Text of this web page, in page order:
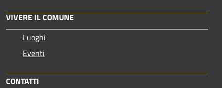
VIVERE IL COMUNE
Luoghi
Eventi
CONTATTI